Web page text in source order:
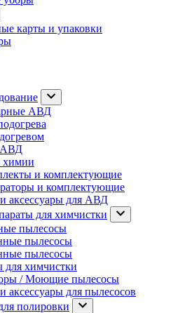
карты и упаковки
АВД
АВД
химии
и комплектующие
и комплектующие
аксессуары для АВД
для химчистки
пылесосы
пылесосы
пылесосы
для химчистки
/ Моющие пылесосы
аксессуары для пылесосов
полировки